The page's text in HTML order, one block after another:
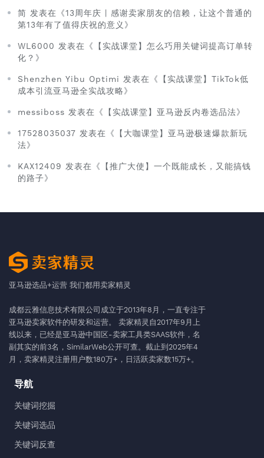
简 发表在《13周年庆 | 感谢卖家朋友的信赖，让这个普通的
第13年有了值得庆祝的意义》
WL6000 发表在《【实战课堂】怎么巧用关键词提高订单转
化？》
Shenzhen Yibu Optimi 发表在《【实战课堂】TikTok低
成本引流亚马逊全实战攻略》
messiboss 发表在《【实战课堂】亚马逊反内卷选品法》
17528035037 发表在《【大咖课堂】亚马逊极速爆款新玩
法》
KAX12409 发表在《【推广大使】一个既能成长，又能搞钱
的路子》
亚马逊选品+运营 我们都用卖家精灵
成都云雅信息技术有限公司成立于2013年8月，一直专注于
亚马逊卖家软件的研发和运营。 卖家精灵自2017年9月上
线以来，已经是亚马逊中国区-卖家工具类SAAS软件，名
副其实的前3名，SimilarWeb公开可查。截止到2025年4
月，卖家精灵注册用户数180万+，日活跃卖家数15万+。
导航
关键词挖掘
关键词选品
关键词反查